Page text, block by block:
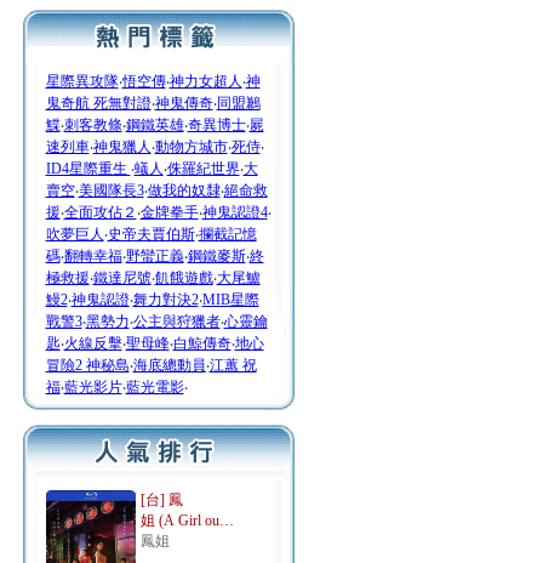
星際異攻隊‧悟空傳‧神力女超人 ‧神
鬼奇航 死無對證‧神鬼傳奇‧同盟鶼
鰈‧刺客教條‧鋼鐵英雄‧奇異博士‧屍
速列車‧神鬼獵人 ‧動物方城市‧死侍‧
ID4星際重生 ‧蟻人 ‧侏羅紀世界‧大
賣空‧美國隊長3‧做我的奴隸‧絕命救
援‧全面攻佔２ ‧金牌拳手‧神鬼認證4‧
吹夢巨人 ‧史帝夫賈伯斯‧攔截記憶
碼‧翻轉幸福‧野蠻正義‧鋼鐵麥斯‧終
極救援‧鐵達尼號‧飢餓遊戲‧大尾鱸
鰻2‧神鬼認證‧舞力對決2‧MIB星際
戰警3‧黑勢力‧公主與狩獵者‧心靈鑰
匙‧火線反擊‧聖母峰‧白鯨傳奇‧地心
冒險2 神秘島‧海底總動員‧江蕙 祝
福‧藍光影片‧藍光電影‧
[台] 鳳
姐 (A Girl ou…
鳳姐